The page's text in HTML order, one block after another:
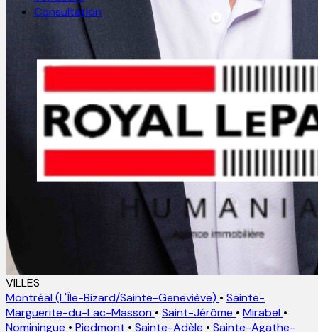
Consultation
VILLES
Montréal (L'Île-Bizard/Sainte-Geneviève) • Sainte-
Marguerite-du-Lac-Masson • Saint-Jérôme • Mirabel •
Nominingue • Piedmont • Sainte-Adèle • Sainte-Agathe-